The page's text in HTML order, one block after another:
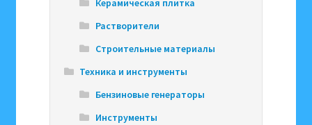
Керамическая плитка
Растворители
Строительные материалы
Техника и инструменты
Бензиновые генераторы
Инструменты